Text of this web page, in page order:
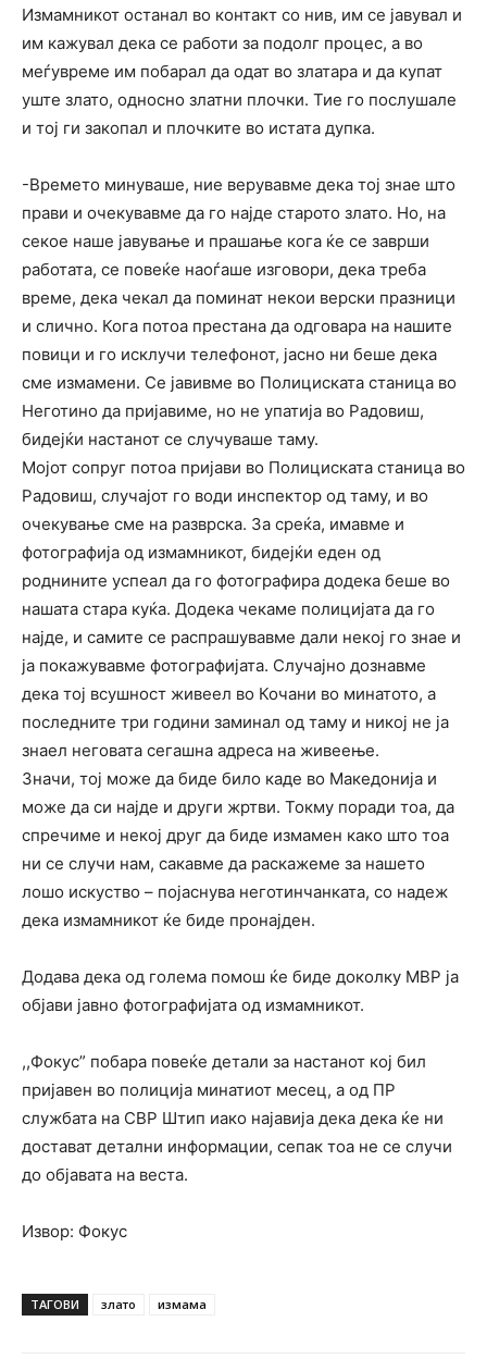
Измамникот останал во контакт со нив, им се јавувал и
им кажувал дека се работи за подолг процес, а во
меѓувреме им побарал да одат во златара и да купат
уште злато, односно златни плочки. Тие го послушале
и тој ги закопал и плочките во истата дупка.
-Времето минуваше, ние верувавме дека тој знае што
прави и очекувавме да го најде старото злато. Но, на
секое наше јавување и прашање кога ќе се заврши
работата, се повеќе наоѓаше изговори, дека треба
време, дека чекал да поминат некои верски празници
и слично. Кога потоа престана да одговара на нашите
повици и го исклучи телефонот, јасно ни беше дека
сме измамени. Се јавивме во Полициската станица во
Неготино да пријавиме, но не упатија во Радовиш,
бидејќи настанот се случуваше таму.
Мојот сопруг потоа пријави во Полициската станица во
Радовиш, случајот го води инспектор од таму, и во
очекување сме на разврска. За среќа, имавме и
фотографија од измамникот, бидејќи еден од
роднините успеал да го фотографира додека беше во
нашата стара куќа. Додека чекаме полицијата да го
најде, и самите се распрашувавме дали некој го знае и
ја покажувавме фотографијата. Случајно дознавме
дека тој всушност живеел во Кочани во минатото, а
последните три години заминал од таму и никој не ја
знаел неговата сегашна адреса на живеење.
Значи, тој може да биде било каде во Македонија и
може да си најде и други жртви. Токму поради тоа, да
спречиме и некој друг да биде измамен како што тоа
ни се случи нам, сакавме да раскажеме за нашето
лошо искуство – појаснува неготинчанката, со надеж
дека измамникот ќе биде пронајден.
Додава дека од голема помош ќе биде доколку МВР ја
објави јавно фотографијата од измамникот.
,,Фокус” побара повеќе детали за настанот кој бил
пријавен во полиција минатиот месец, а од ПР
службата на СВР Штип иако најавија дека дека ќе ни
достават детални информации, сепак тоа не се случи
до објавата на веста.
Извор: Фокус
ТАГОВИ злато измама